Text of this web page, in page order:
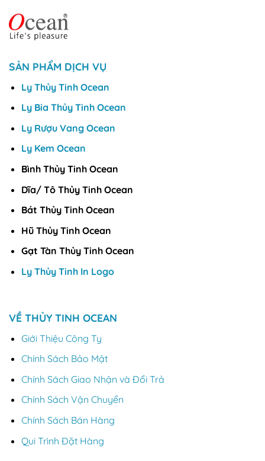
SẢN PHẨM DỊCH VỤ
Ly Thủy Tinh Ocean
Ly Bia Thủy Tinh Ocean
Ly Rượu Vang Ocean
Ly Kem Ocean
Bình Thủy Tinh Ocean
Dĩa/ Tô Thủy Tinh Ocean
Bát Thủy Tinh Ocean
Hũ Thủy Tinh Ocean
Gạt Tàn Thủy Tinh Ocean
Ly Thủy Tinh In Logo
VỀ THỦY TINH OCEAN
Giới Thiệu Công Ty
Chính Sách Bảo Mật
Chính Sách Giao Nhận và Đổi Trả
Chính Sách Vận Chuyển
Chính Sách Bán Hàng
Qui Trình Đặt Hàng